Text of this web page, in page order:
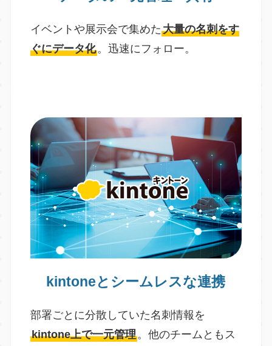
イベントや展示会で集めた大量の名刺をす
ぐにデータ化。迅速にフォロー。
kintoneとシームレスな連携
部署ごとに分散していた名刺情報を
kintone上で一元管理。他のチームともス